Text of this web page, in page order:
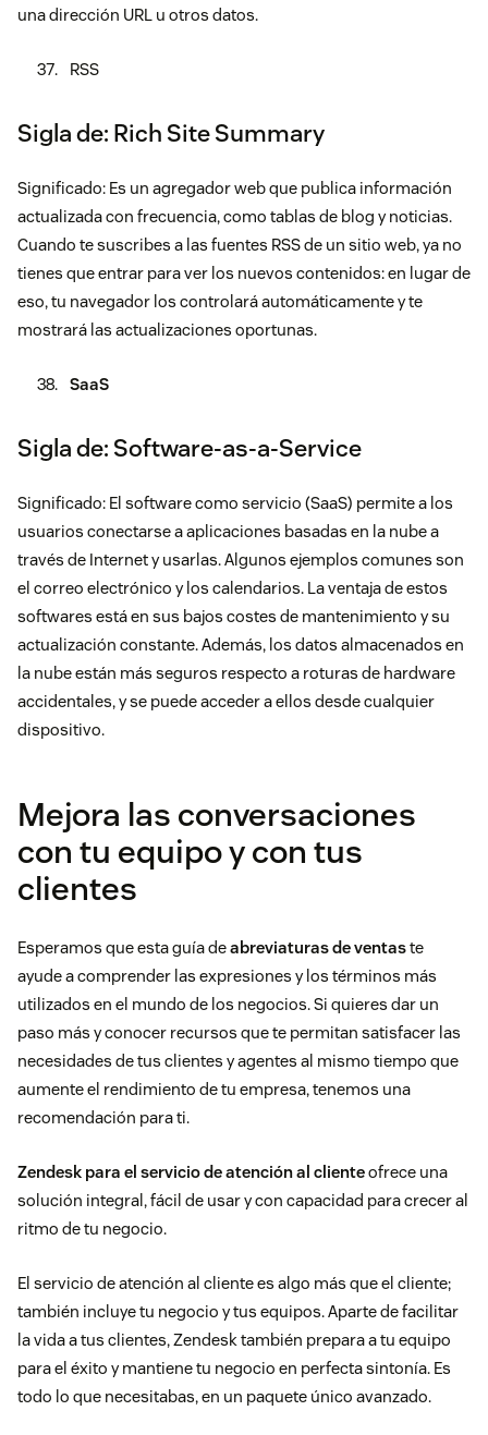
una dirección URL u otros datos.
RSS
Sigla de: Rich Site Summary
Significado: Es un agregador web que publica información
actualizada con frecuencia, como tablas de blog y noticias.
Cuando te suscribes a las fuentes RSS de un sitio web, ya no
tienes que entrar para ver los nuevos contenidos: en lugar de
eso, tu navegador los controlará automáticamente y te
mostrará las actualizaciones oportunas.
SaaS
Sigla de: Software-as-a-Service
Significado: El software como servicio (SaaS) permite a los
usuarios conectarse a aplicaciones basadas en la nube a
través de Internet y usarlas. Algunos ejemplos comunes son
el correo electrónico y los calendarios. La ventaja de estos
softwares está en sus bajos costes de mantenimiento y su
actualización constante. Además, los datos almacenados en
la nube están más seguros respecto a roturas de hardware
accidentales, y se puede acceder a ellos desde cualquier
dispositivo.
Mejora las conversaciones
con tu equipo y con tus
clientes
Esperamos que esta guía deabreviaturas de ventaste
ayude a comprender las expresiones y los términos más
utilizados en el mundo de los negocios. Si quieres dar un
paso más y conocer recursos que te permitan satisfacer las
necesidades de tus clientes y agentes al mismo tiempo que
aumente el rendimiento de tu empresa, tenemos una
recomendación para ti.
Zendesk para el servicio de atención al clienteofrece una
solución integral, fácil de usar y con capacidad para crecer al
ritmo de tu negocio.
El servicio de atención al cliente es algo más que el cliente;
también incluye tu negocio y tus equipos. Aparte de facilitar
la vida a tus clientes, Zendesk también prepara a tu equipo
para el éxito y mantiene tu negocio en perfecta sintonía. Es
todo lo que necesitabas, en un paquete único avanzado.